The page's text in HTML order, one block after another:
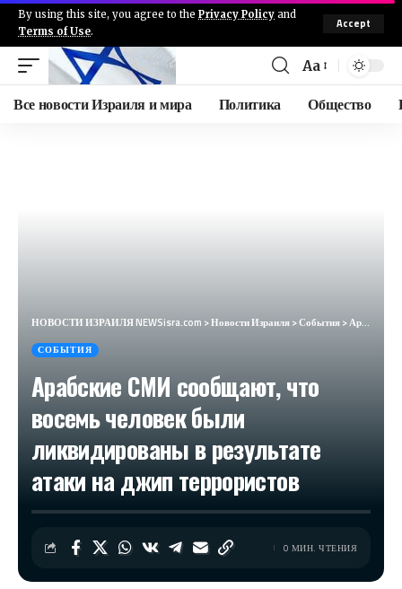
By using this site, you agree to the Privacy Policy and
Terms of Use.
Accept
Aa
Все новости Израиля и мира Политика Общество
НОВОСТИ ИЗРАИЛЯ NEWSisra.com >Новости Израиля>События>Арабские СМИ сообщают, что восемь человек были ликвидированы в результате атаки на джип террористов
СОБЫТИЯ
Арабские СМИ сообщают, что
восемь человек были
ликвидированы в результате
атаки на джип террористов
0 МИН. ЧТЕНИЯ